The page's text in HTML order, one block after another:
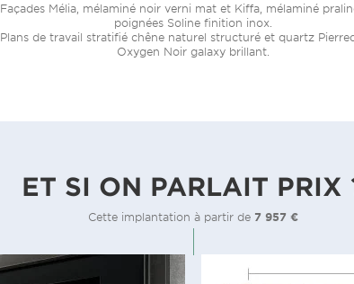
Façades Mélia, mélaminé noir verni mat et Kiffa, mélaminé
poignées Soline finition inox.
Plans de travail stratifié chêne naturel structuré et quartz
Oxygen Noir galaxy brillant.
ET SI ON PARLAIT PRIX
Cette implantation à partir de 7 957 €